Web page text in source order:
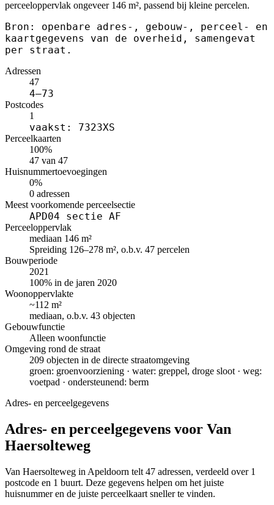
perceeloppervlak ongeveer 146 m², passend bij kleine percelen.
Bron: openbare adres-, gebouw-, perceel- en
kaartgegevens van de overheid, samengevat
per straat.
Adressen
47
4–73
Postcodes
1
vaakst: 7323XS
Perceelkaarten
100%
47 van 47
Huisnummertoevoegingen
0%
0 adressen
Meest voorkomende perceelsectie
APD04 sectie AF
Perceeloppervlak
mediaan 146 m²
Spreiding 126–278 m², o.b.v. 47 percelen
Bouwperiode
2021
100% in de jaren 2020
Woonoppervlakte
~112 m²
mediaan, o.b.v. 43 objecten
Gebouwfunctie
Alleen woonfunctie
Omgeving rond de straat
209 objecten in de directe straatomgeving
groen: groenvoorziening · water: greppel, droge sloot · weg:
voetpad · ondersteunend: berm
Adres- en perceelgegevens
Adres- en perceelgegevens voor Van
Haersolteweg
Van Haersolteweg in Apeldoorn telt 47 adressen, verdeeld over 1
postcode en 1 buurt. Deze gegevens helpen om het juiste
huisnummer en de juiste perceelkaart sneller te vinden.